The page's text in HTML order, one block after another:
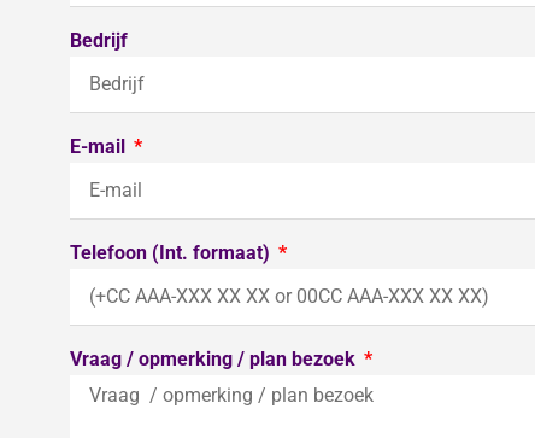
Bedrijf
E-mail
Telefoon (Int. formaat)
Vraag / opmerking / plan bezoek